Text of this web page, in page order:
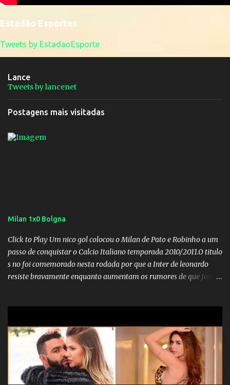
Estadão Esportes
Tweets by EstadaoEsporte
Lance
Tweets by lancenet
Postagens mais visitadas
Milan 1x0 Bolgna
Click to Play Um nico gol colocou o Milan de Pato e Robinho a um
passo de conquistar o Calcio Italiano temporada 2010/2011.O titulo
s no foi comemorado nesta rodada por que a Inter de leonardo
resiste bravamente enquanto aumentam os rumores de que Jos